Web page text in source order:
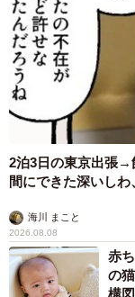
2泊3日の東京出張
間にできた深いしわ
海川 まこと
2026.08.08
赤
の
構